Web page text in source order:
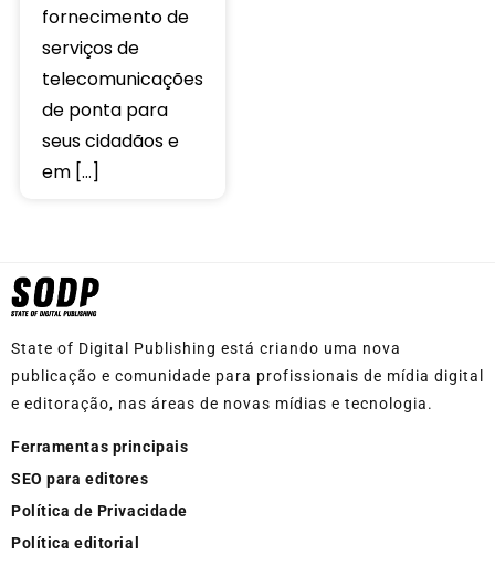
fornecimento de
serviços de
telecomunicações
de ponta para
seus cidadãos e
em […]
State of Digital Publishing está criando uma nova
publicação e comunidade para profissionais de mídia digital
e editoração, nas áreas de novas mídias e tecnologia.
Ferramentas principais
SEO para editores
Política de Privacidade
Política editorial